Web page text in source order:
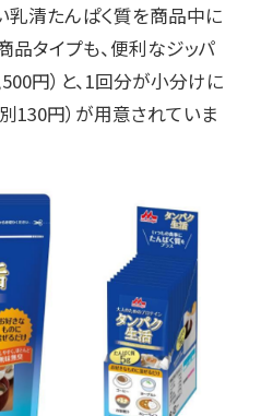
清たんぱく質を商品中に
品タイプも、便利なジッパ
円）と、1回分が小分けに
130円）が用意されていま